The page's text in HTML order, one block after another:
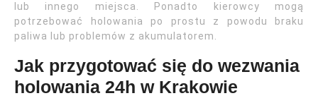
lub innego miejsca. Ponadto kierowcy mogą
potrzebować holowania po prostu z powodu braku
paliwa lub problemów z akumulatorem.
Jak przygotować się do wezwania
holowania 24h w Krakowie